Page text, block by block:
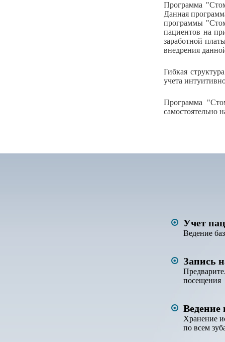
Программа
Данная
программы
пациентов на
заработной
внедрения
Гибкая
учета
Программа
самостоятельно
Учет
Ведение
Запись
посещения
Ведение
Хранение
по всем